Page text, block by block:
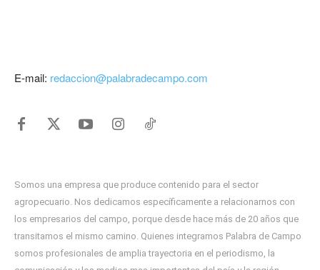
E-mail: redaccion@palabradecampo.com
Somos una empresa que produce contenido para el sector
agropecuario. Nos dedicamos específicamente a relacionarnos con
los empresarios del campo, porque desde hace más de 20 años que
transitamos el mismo camino. Quienes integramos Palabra de Campo
somos profesionales de amplia trayectoria en el periodismo, la